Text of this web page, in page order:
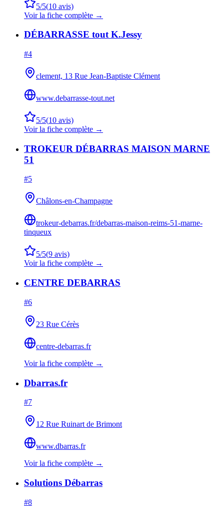
5/5(10 avis)
Voir la fiche complète →
DÉBARRASSE tout K.Jessy
#4
clement, 13 Rue Jean-Baptiste Clément
www.debarrasse-tout.net
5/5(10 avis)
Voir la fiche complète →
TROKEUR DÉBARRAS MAISON MARNE
51
#5
Châlons-en-Champagne
trokeur-debarras.fr/debarras-maison-reims-51-marne-
tinqueux
5/5(9 avis)
Voir la fiche complète →
CENTRE DEBARRAS
#6
23 Rue Cérès
centre-debarras.fr
Voir la fiche complète →
Dbarras.fr
#7
12 Rue Ruinart de Brimont
www.dbarras.fr
Voir la fiche complète →
Solutions Débarras
#8